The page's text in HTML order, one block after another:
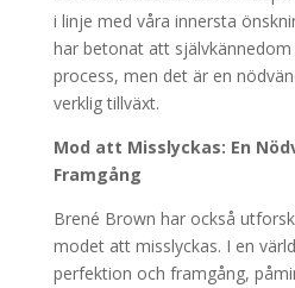
i linje med våra innersta
har betonat att självkännedom
process, men det är en
verklig tillväxt.
Mod att Misslyckas: En
Framgång
Brené Brown har också
modet att misslyckas. I en
perfektion och framgång,